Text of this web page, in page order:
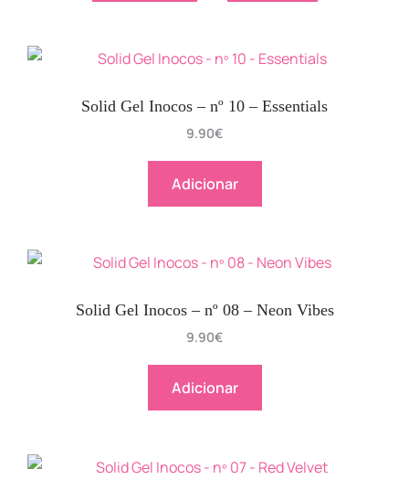
Solid Gel Inocos – nº 10 – Essentials
9.90€
Adicionar
Solid Gel Inocos – nº 08 – Neon Vibes
9.90€
Adicionar